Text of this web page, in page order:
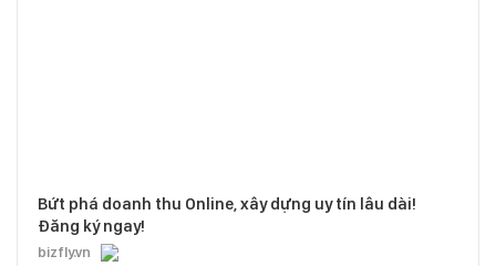
Bứt phá doanh thu Online, xây dựng uy tín lâu dài!
Đăng ký ngay!
bizfly.vn